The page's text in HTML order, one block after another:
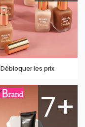
Débloquer les prix
7+